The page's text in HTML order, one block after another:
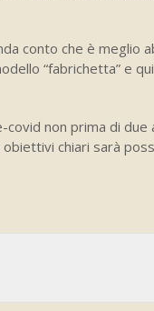
conto che è meglio
“fabrichetta” e
non prima di due
chiari sarà